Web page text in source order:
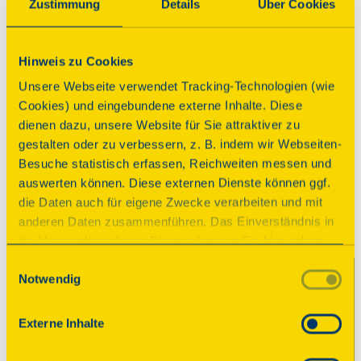
Zustimmung Details Über Cookies
Hinweis zu Cookies
Unsere Webseite verwendet Tracking-Technologien (wie
Cookies) und eingebundene externe Inhalte. Diese
dienen dazu, unsere Website für Sie attraktiver zu
gestalten oder zu verbessern, z. B. indem wir Webseiten-
Besuche statistisch erfassen, Reichweiten messen und
auswerten können. Diese externen Dienste können ggf.
die Daten auch für eigene Zwecke verarbeiten und mit
anderen Daten zusammenführen. Das Einverständnis in
die Verwendung dieser Dienste können Sie hier geben.
unserer Datenschutzerklärung. Durch Anklicken der
einzelner Cookies (Kategorien) in
den Einstellungen erteilen Sie uns Ihre Einwilligung zur
Verarbeitung Ihrer Daten zu den jeweiligen Zwecken. Die
Notwendig
Externe Inhalte
08.05.2025
Veranstaltende zum Tag des
gesucht
Auch private Eigentümer und
Engagierte sind zur Anmeldung bis
zum 31. Mai 2025 aufgerufen
17.01.2025
Bundesweite Eröffnung des Tags
des offenen Denkmals® 2025 in
Gera